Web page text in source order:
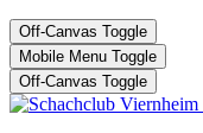
Off-Canvas Toggle
Mobile Menu Toggle
Off-Canvas Toggle